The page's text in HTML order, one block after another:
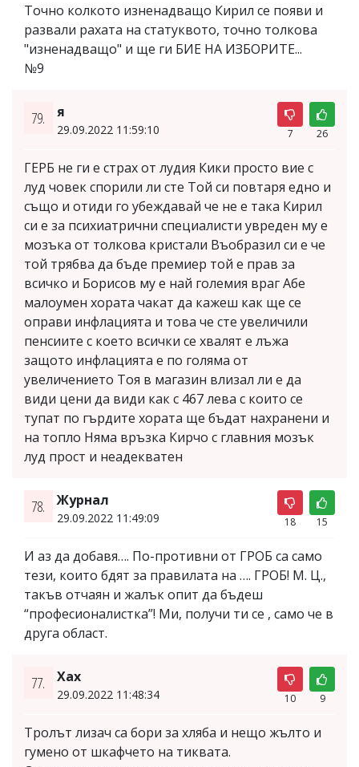
Точно колкото изненадващо Кирил се появи и
развали рахата на статуквото, точно толкова
"изненадващо" и ще ги БИЕ НА ИЗБОРИТЕ...
№9
79. я
29.09.2022 11:59:10 7 26
ГЕРБ не ги е страх от лудия Кики просто вие с
луд човек спорили ли сте Той си повтаря едно и
също и отиди го убеждавай че не е така Кирил
си е за психиатрични специалисти увреден му е
мозъка от толкова кристали Въобразил си е че
той трябва да бъде премиер той е прав за
всичко и Борисов му е най големия враг Абе
малоумен хората чакат да кажеш как ще се
оправи инфлацията и това че сте увеличили
пенсиите с което всички се хвалят е лъжа
защото инфлацията е по голяма от
увеличението Тоя в магазин влизал ли е да
види цени да види как с 467 лева с които се
тупат по гърдите хората ще бъдат нахранени и
на топло Няма връзка Кирчо с главния мозък
луд прост и неадекватен
78. Журнал
29.09.2022 11:49:09 18 15
И аз да добавя…. По-противни от ГРОБ са само
тези, които бдят за правилата на …. ГРОБ! М. Ц.,
такъв отчаян и жалък опит да бъдеш
“професионалистка”! Ми, получи ти се , само че в
друга област.
77. Хах
29.09.2022 11:48:34 10 9
Тролът лизач са бори за хляба и нещо жълто и
гумено от шкафчето на тиквата.